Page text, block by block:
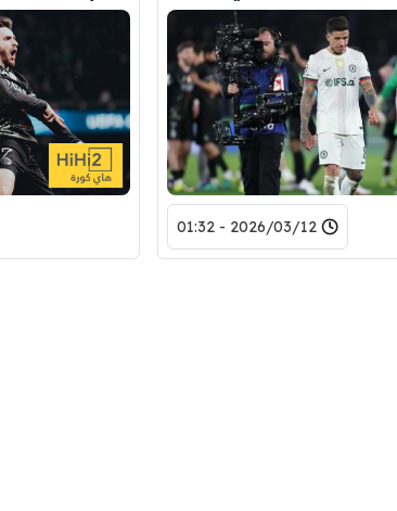
2026/03/12 - 01:32